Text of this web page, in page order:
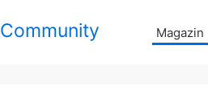
Community Magazin